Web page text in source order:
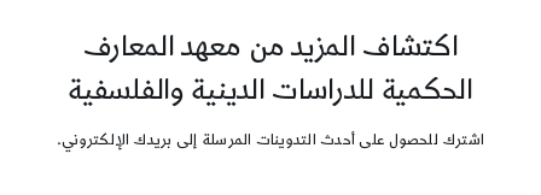
اكتشاف المزيد من معهد المعارف
الحكمية للدراسات الدينية والفلسفية
اشترك للحصول على أحدث التدوينات المرسلة إلى بريدك الإلكتروني.